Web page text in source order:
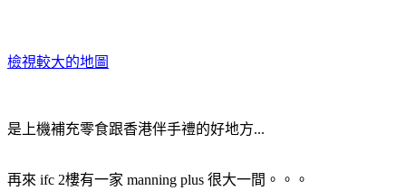
檢視較大的地圖
是上機補充零食跟香港伴手禮的好地方...
再來 ifc 2樓有一家 manning plus 很大一間。。。